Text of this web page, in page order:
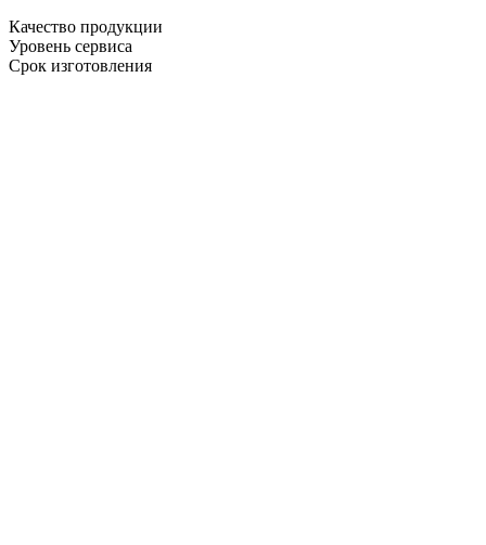
Качество продукции
Уровень сервиса
Срок изготовления